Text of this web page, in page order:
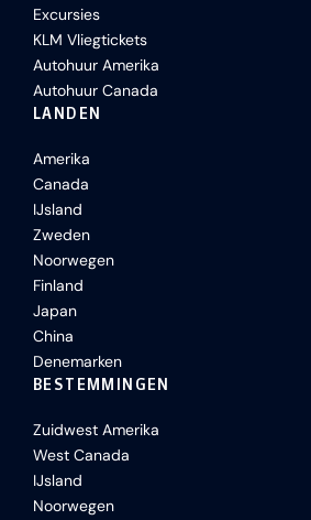
Excursies
KLM Vliegtickets
Autohuur Amerika
Autohuur Canada
LANDEN
Amerika
Canada
IJsland
Zweden
Noorwegen
Finland
Japan
China
Denemarken
BESTEMMINGEN
Zuidwest Amerika
West Canada
IJsland
Noorwegen